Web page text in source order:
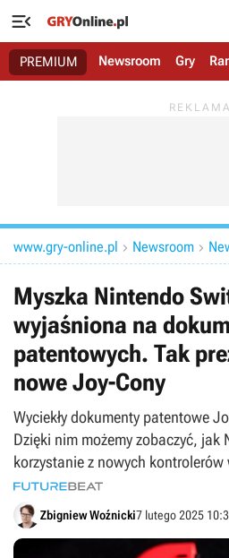

PREMIUM Newsroom Gry
www.gry-online.pl  Newsroom 
Myszka Nintendo
wyjaśniona na
patentowych. Tak
nowe Joy-Cony
Wyciekły dokumenty patentowe
Dzięki nim możemy zobaczyć, jak
korzystanie z nowych kontrolerów
Zbigniew Woźnicki7 lutego 2025